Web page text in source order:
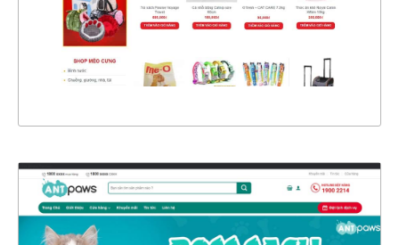
CHI TIẾT
XEM THỰC TẾ